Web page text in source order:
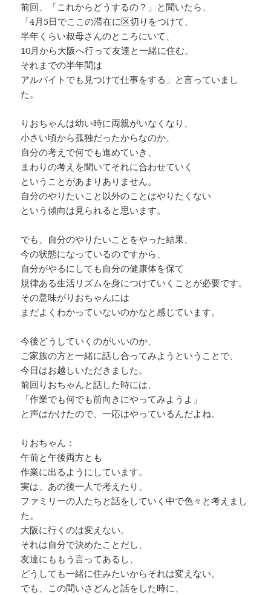
前回、「これからどうするの？」と聞いたら、
「4月5日でここの滞在に区切りをつけて、
半年くらい叔母さんのところにいて、
10月から大阪へ行って友達と一緒に住む。
それまでの半年間は
アルバイトでも見つけて仕事をする」と言っていまし
た。
りおちゃんは幼い時に両親がいなくなり、
小さい頃から孤独だったからなのか、
自分の考えで何でも進めていき、
まわりの考えを聞いてそれに合わせていく
ということがあまりありません。
自分のやりたいこと以外のことはやりたくない
という傾向は見られると思います。
でも、自分のやりたいことをやった結果、
今の状態になっているのですから、
自分がやるにしても自分の健康体を保て
規律ある生活リズムを身につけていくことが必要です。
その意味がりおちゃんには
まだよくわかっていないのかなと感じています。
今後どうしていくのがいいのか、
ご家族の方と一緒に話し合ってみようということで、
今日はお越しいただきました。
前回りおちゃんと話した時には、
「作業でも何でも前向きにやってみようよ」
と声はかけたので、一応はやっているんだよね。
りおちゃん：
午前と午後両方とも
作業に出るようにしています。
実は、あの後一人で考えたり、
ファミリーの人たちと話をしていく中で色々と考えまし
た。
大阪に行くのは変えない。
それは自分で決めたことだし、
友達にももう言ってあるし、
どうしても一緒に住みたいからそれは変えない。
でも、この間いさどんと話をした時に、